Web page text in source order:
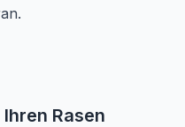
Rasen